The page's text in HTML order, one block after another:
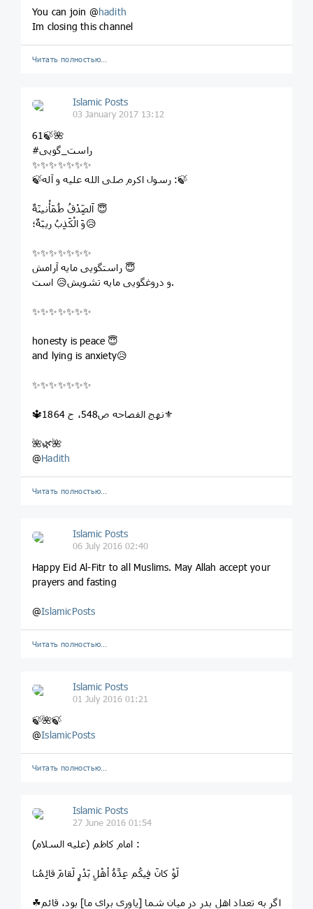
You can join @hadith
Im closing this channel
Читать полностью…
Islamic Posts
03 January 2017 13:12
61🍃🌺
#راست_گویی
✨✨✨✨✨✨✨
🍃رسول اكرم صلى ‏الله ‏عليه ‏و ‏آله :🍃
اَلصِّدْقُ طُمَأْنينَةٌ 😇
وَ الْكَذِبُ ريبَةٌ؛😥
✨✨✨✨✨✨✨
راستگويى مايه آرامش 😇
و دروغگويى مايه تشويش😥 است.
✨✨✨✨✨✨✨
honesty is peace 😇
and lying is anxiety😥
✨✨✨✨✨✨✨
🔱نهج الفصاحه ص548، ح 1864⚜
🌺🌿🌺
@Hadith
Читать полностью…
Islamic Posts
06 July 2016 02:40
Happy Eid Al-Fitr to all Muslims. May Allah accept your
prayers and fasting
@IslamicPosts
Читать полностью…
Islamic Posts
01 July 2016 01:21
🍃🌺🍃
@IslamicPosts
Читать полностью…
Islamic Posts
27 June 2016 01:54
امام کاظم (علیه السلام) :
لَوْ کانَ فِیکُم عِدَّةُ أهْلِ بَدْرٍ لَقامَ قائِمُنا
☘اگر به تعداد اهل بدر در میان شما [یاوری برای ما] بود، قائم